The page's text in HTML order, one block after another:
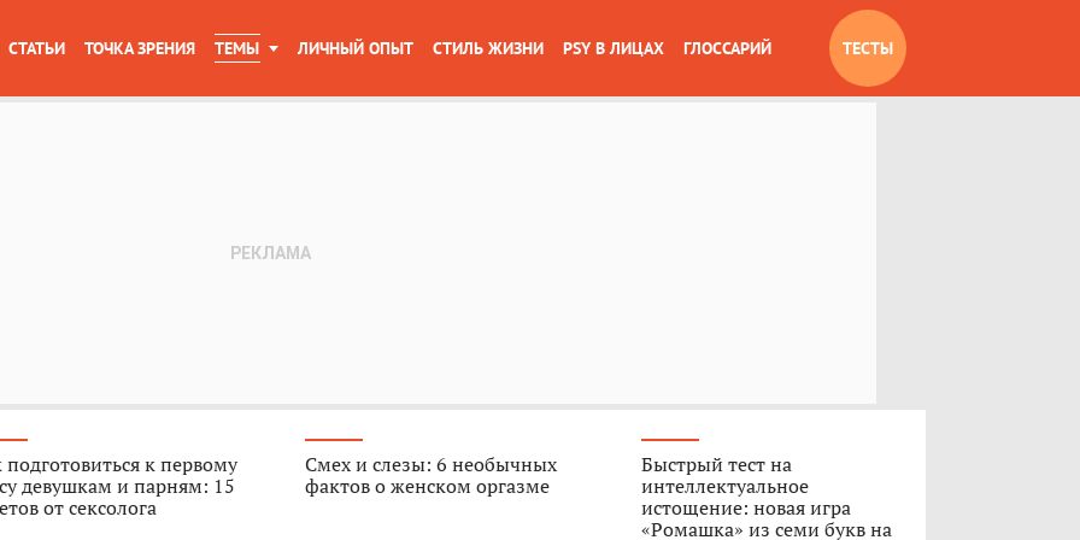
СТАТЬИ ТОЧКА ЗРЕНИЯ ТЕМЫ ЛИЧНЫЙ ОПЫТ СТИЛЬ ЖИЗНИ PSY В ЛИЦАХ ГЛОССАРИЙ ТЕСТЫ
подготовиться к первому
девушкам и парням: 15
от сексолога
Смех и слезы: 6 необычных
фактов о женском оргазме
Быстрый тест на
интеллектуальное
истощение: новая игра
«Ромашка» из семи букв на